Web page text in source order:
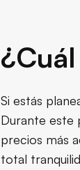
Si estás
Durante este
precios más
total